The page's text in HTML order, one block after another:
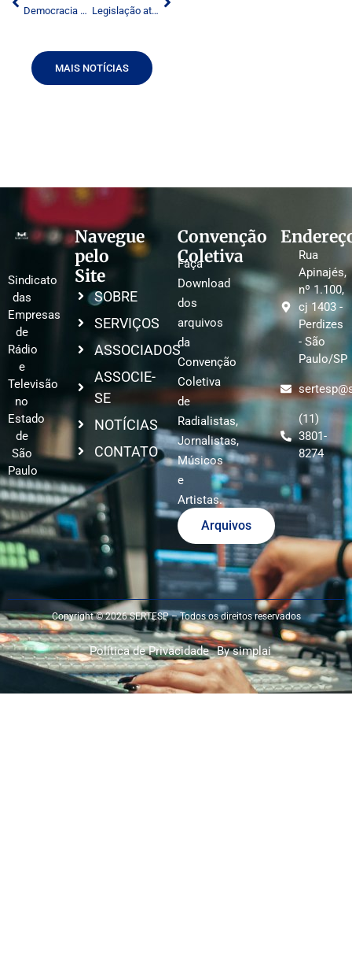
Democracia e liberdade de imprensa
Legislação atual já regula comunicação no Brasil
MAIS NOTÍCIAS
Sindicato
das
Empresas
de
Rádio
e
Televisão
no
Estado
de
São
Paulo
Navegue
pelo
Site
SOBRE
SERVIÇOS
ASSOCIADOS
ASSOCIE-
SE
NOTÍCIAS
CONTATO
Convenção
Coletiva
Faça
Download
dos
arquivos
da
Convenção
Coletiva
de
Radialistas,
Jornalistas,
Músicos
e
Artistas.
Arquivos
Rua
Apinajés,
nº 1.100,
cj 1403 -
Perdizes
- São
Paulo/SP
(11)
3801-
8274
Copyright © 2026 SERTESP – Todos os direitos reservados
Política de Privacidade By simplai